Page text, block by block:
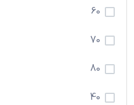
60
70
80
40